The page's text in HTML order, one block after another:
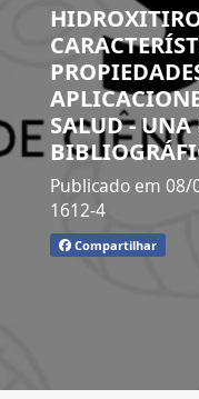
SALUD - UNA
Publicado em 08/
1612-4
Compartilhar